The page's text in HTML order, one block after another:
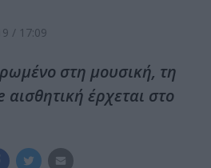
/ 17:09
στη μουσική, τη
έρχεται στο